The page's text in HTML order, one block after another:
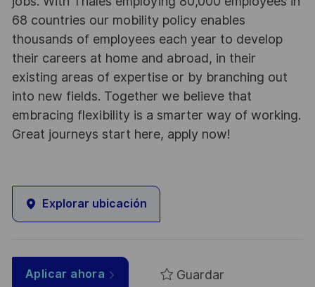
68 countries our mobility policy enables
thousands of employees each year to develop
their careers at home and abroad, in their
existing areas of expertise or by branching out
into new fields. Together we believe that
embracing flexibility is a smarter way of working.
Great journeys start here, apply now!
Explorar ubicación
Aplicar ahora Guardar